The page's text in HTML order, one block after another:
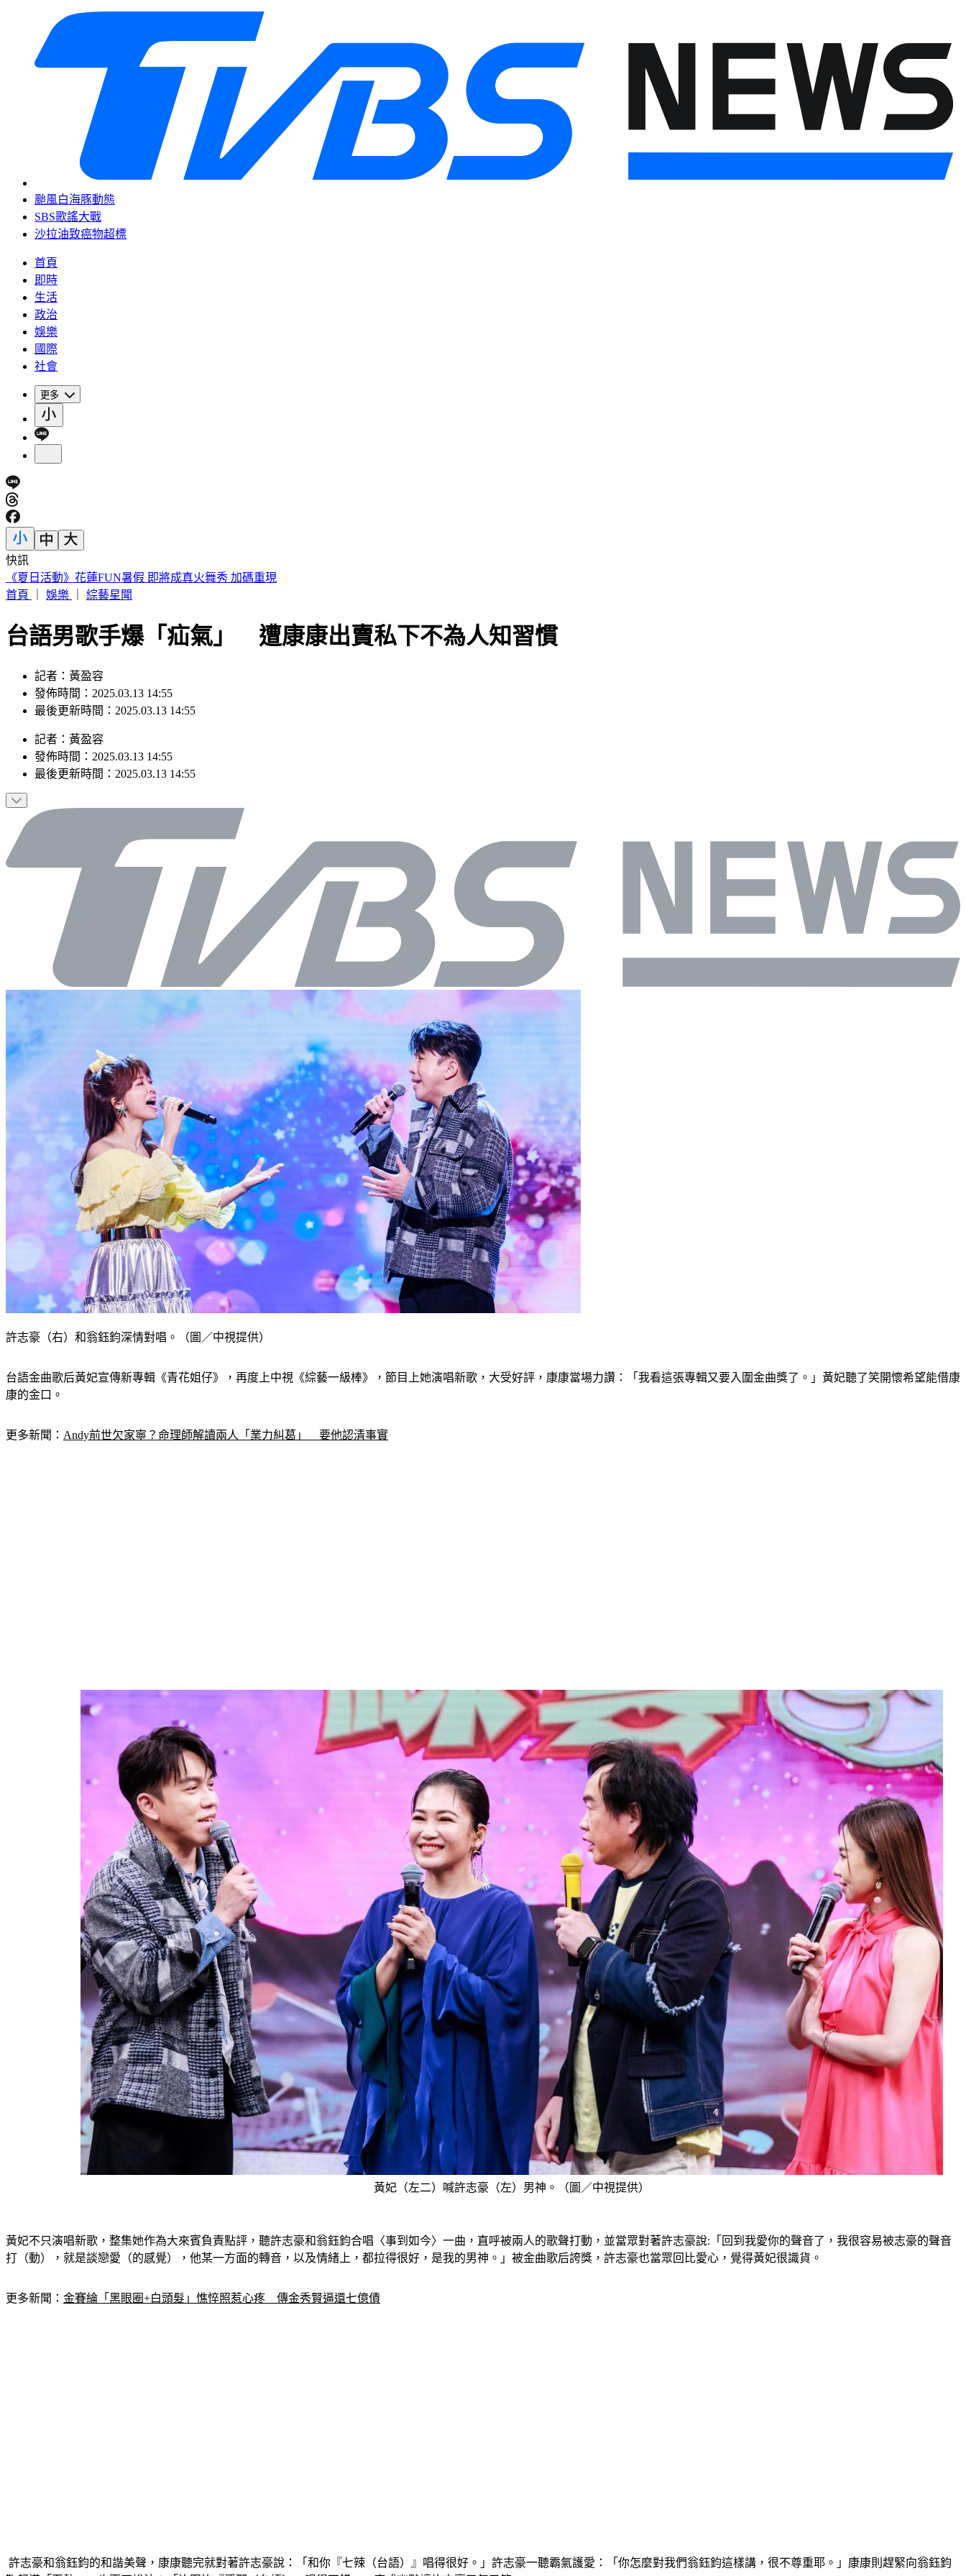
颱風白海豚動態
SBS歌謠大戰
沙拉油致癌物超標
首頁
即時
生活
政治
娛樂
國際
社會
更多
快訊
188萬《龍藏經》賣掉了！大戶不甩7折 店員爆「付現買原價」
首頁
娛樂 綜藝星聞
台語男歌手爆「疝氣」 遭康康出賣私下不為人知習慣
記者：黃盈容
發佈時間：2025.03.13 14:55
最後更新時間：2025.03.13 14:55
記者 ： 黃盈容
發佈時間： 2025.03.13 14:55
最後更新時間： 2025.03.13 14:55
許志豪（右）和翁鈺鈞深情對唱。（圖／中視提供）
台語金曲歌后黃妃宣傳新專輯《青花姐仔》，再度上中視《綜藝一級棒》，節目上她演唱新歌，大受好評，康康當場力讚：「我看這張專輯又要入圍金曲獎了。」黃妃聽了笑開懷希望能借康
康的金口。
更多新聞： Andy前世欠家寧？命理師解讀兩人「業力糾葛」　要他認清事實
黃妃（左二）喊許志豪（左）男神。（圖／中視提供）
黃妃不只演唱新歌，整集她作為大來賓負責點評，聽許志豪和翁鈺鈞合唱〈事到如今〉一曲，直呼被兩人的歌聲打動，並當眾對著許志豪說:「回到我愛你的聲音了，我很容易被志豪的聲音
打（動），就是談戀愛（的感覺），他某一方面的轉音，以及情緒上，都拉得很好，是我的男神。」被金曲歌后誇獎，許志豪也當眾回比愛心，覺得黃妃很識貨。
更多新聞： 金賽綸「黑眼圈+白頭髮」憔悴照惹心疼　傳金秀賢逼還七億債
許志豪和翁鈺鈞的和諧美聲，康康聽完就對著許志豪說：「和你『七辣（台語）』唱得很好。」許志豪一聽霸氣護愛：「你怎麼對我們翁鈺鈞這樣講，很不尊重耶。」康康則趕緊向翁鈺鈞